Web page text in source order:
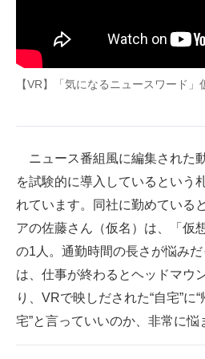
ITエンジニア向け専門サイト
企業向けIT製品の総合サイト
エレクトロニクス専門サイト
電子設計の基本と応用
エネルギーの専門メディア
建設×テクノロジーの最前線
【VR】「気になるニュースワード」
ニュース番組風に編集された
を試験的に導入しているという
れています。同社に勤めている
アの佐藤さん（仮名）は、「仮
の1人。通勤時間の長さが悩み
は、仕事が終わるとヘッドマウ
り、VRで映しだされた“自宅”に
宅”と言っていいのか、非常に悩